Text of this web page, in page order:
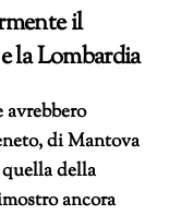
il
la Lombardia
di Mantova
della
ancora